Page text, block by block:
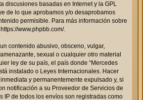
discusiones basadas en Internet y la GPL
de lo que aprobamos y/o desaprobamos
permisible. Para más información sobre
https://www.phpbb.com/.
contenido abusivo, obsceno, vulgar,
sexual o cualquier otro material
ley de su país, el país donde “Mercedes
instalado o Leyes Internacionales. Hacer
y permanentemente expulsado y, si
notificación a su Proveedor de Servicios de
IP de todos los envíos son registradas como